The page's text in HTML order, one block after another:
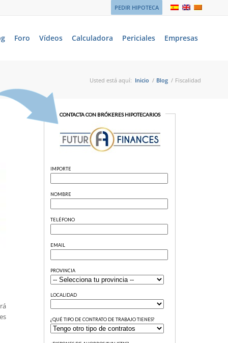
PEDIR HIPOTECA
Foro Vídeos Calculadora Periciales Empresas
Usted está aquí: Inicio / Blog / Fiscalidad